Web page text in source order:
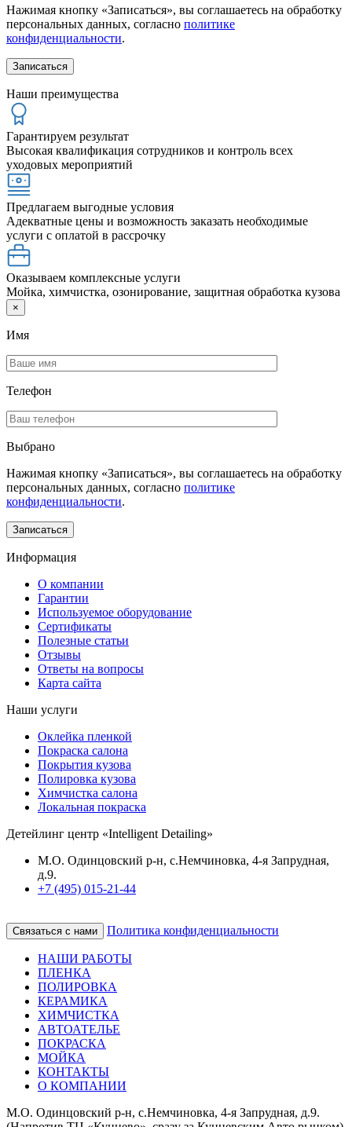
Нажимая кнопку «Записаться», вы соглашаетесь на обработку
персональных данных, согласно политике
конфиденциальности.
Наши преимущества
Гарантируем результат
Высокая квалификация сотрудников и контроль всех
уходовых мероприятий
Предлагаем выгодные условия
Адекватные цены и возможность заказать необходимые
услуги с оплатой в рассрочку
Оказываем комплексные услуги
Мойка, химчистка, озонирование, защитная обработка кузова
×
Имя
Телефон
Выбрано
Нажимая кнопку «Записаться», вы соглашаетесь на обработку
персональных данных, согласно политике
конфиденциальности.
Информация
О компании
Гарантии
Используемое оборудование
Сертификаты
Полезные статьи
Отзывы
Ответы на вопросы
Карта сайта
Наши услуги
Оклейка пленкой
Покраска салона
Покрытия кузова
Полировка кузова
Химчистка салона
Локальная покраска
Детейлинг центр «Intelligent Detailing»
М.О. Одинцовский р-н, с.Немчиновка, 4-я Запрудная,
д.9.
+7 (495) 015-21-44
Связаться с нами Политика конфиденциальности
НАШИ РАБОТЫ
ПЛЕНКА
ПОЛИРОВКА
КЕРАМИКА
ХИМЧИСТКА
АВТОАТЕЛЬЕ
ПОКРАСКА
МОЙКА
КОНТАКТЫ
О КОМПАНИИ
М.О. Одинцовский р-н, с.Немчиновка, 4-я Запрудная, д.9.